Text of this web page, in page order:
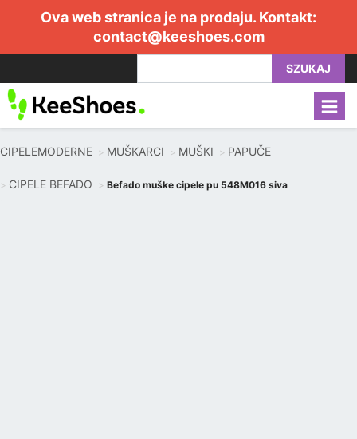
Ova web stranica je na prodaju. Kontakt:
contact@keeshoes.com
SZUKAJ
CIPELEMODERNE MUŠKARCI MUŠKI PAPUČE
CIPELE BEFADO Befado muške cipele pu 548M016 siva